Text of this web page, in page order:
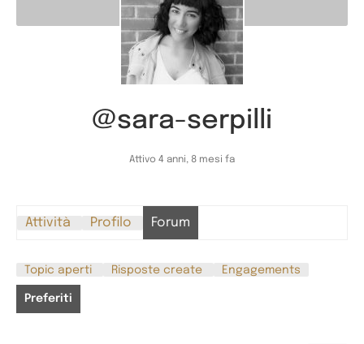
@sara-serpilli
Attivo 4 anni, 8 mesi fa
Attività Profilo Forum
Topic aperti Risposte create Engagements
Preferiti